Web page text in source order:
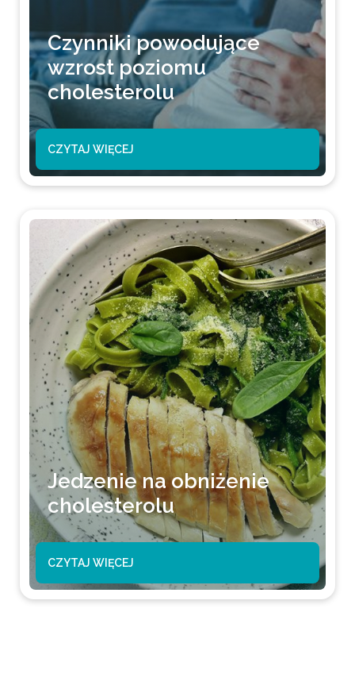
Czynniki powodujące
wzrost poziomu
cholesterolu
CZYTAJ WIĘCEJ
Jedzenie na obniżenie
cholesterolu
CZYTAJ WIĘCEJ